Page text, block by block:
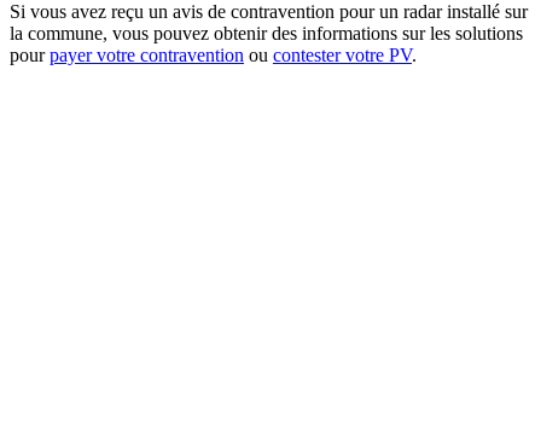
Si vous avez reçu un avis de contravention pour un radar installé sur
la commune, vous pouvez obtenir des informations sur les solutions
pourpayer votre contravention ou contester votre PV.